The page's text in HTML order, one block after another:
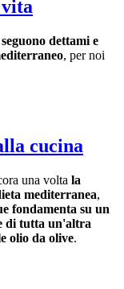
dettami e
, per noi
cucina
una volta la
mediterranea,
fondamenta su un
di tutta un'altra
olio da olive.